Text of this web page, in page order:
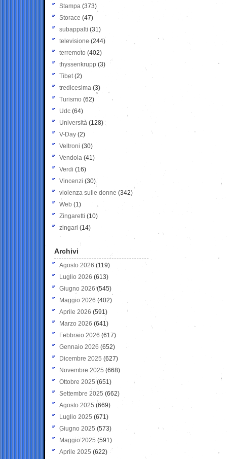
Stampa (373)
Storace (47)
subappalti (31)
televisione(244)
terremoto (402)
thyssenkrupp (3)
Tibet(2)
tredicesima (3)
Turismo (62)
Udc (64)
Università (128)
V-Day (2)
Veltroni (30)
Vendola (41)
Verdi (16)
Vincenzi (30)
violenza sulle donne (342)
Web (1)
Zingaretti (10)
zingari (14)
Archivi
Agosto 2026 (119)
Luglio 2026 (613)
Giugno 2026 (545)
Maggio 2026 (402)
Aprile 2026 (591)
Marzo 2026 (641)
Febbraio 2026 (617)
Gennaio 2026 (652)
Dicembre 2025 (627)
Novembre 2025 (668)
Ottobre 2025 (651)
Settembre 2025 (662)
Agosto 2025 (669)
Luglio 2025 (671)
Giugno 2025 (573)
Maggio 2025 (591)
Aprile 2025 (622)